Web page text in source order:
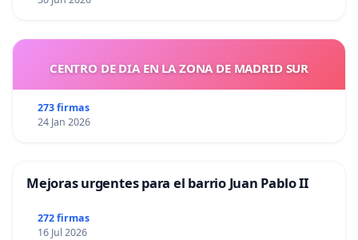
CENTRO DE DIA EN LA ZONA DE MADRID SUR
273 firmas
24 Jan 2026
Mejoras urgentes para el barrio Juan Pablo II
272 firmas
16 Jul 2026